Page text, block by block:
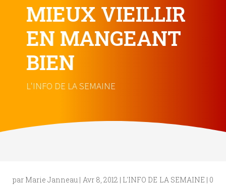
MIEUX VIEILLIR
EN MANGEANT
BIEN
L'INFO DE LA SEMAINE
par Marie Janneau | Avr 8, 2012 | L'INFO DE LA SEMAINE | 0